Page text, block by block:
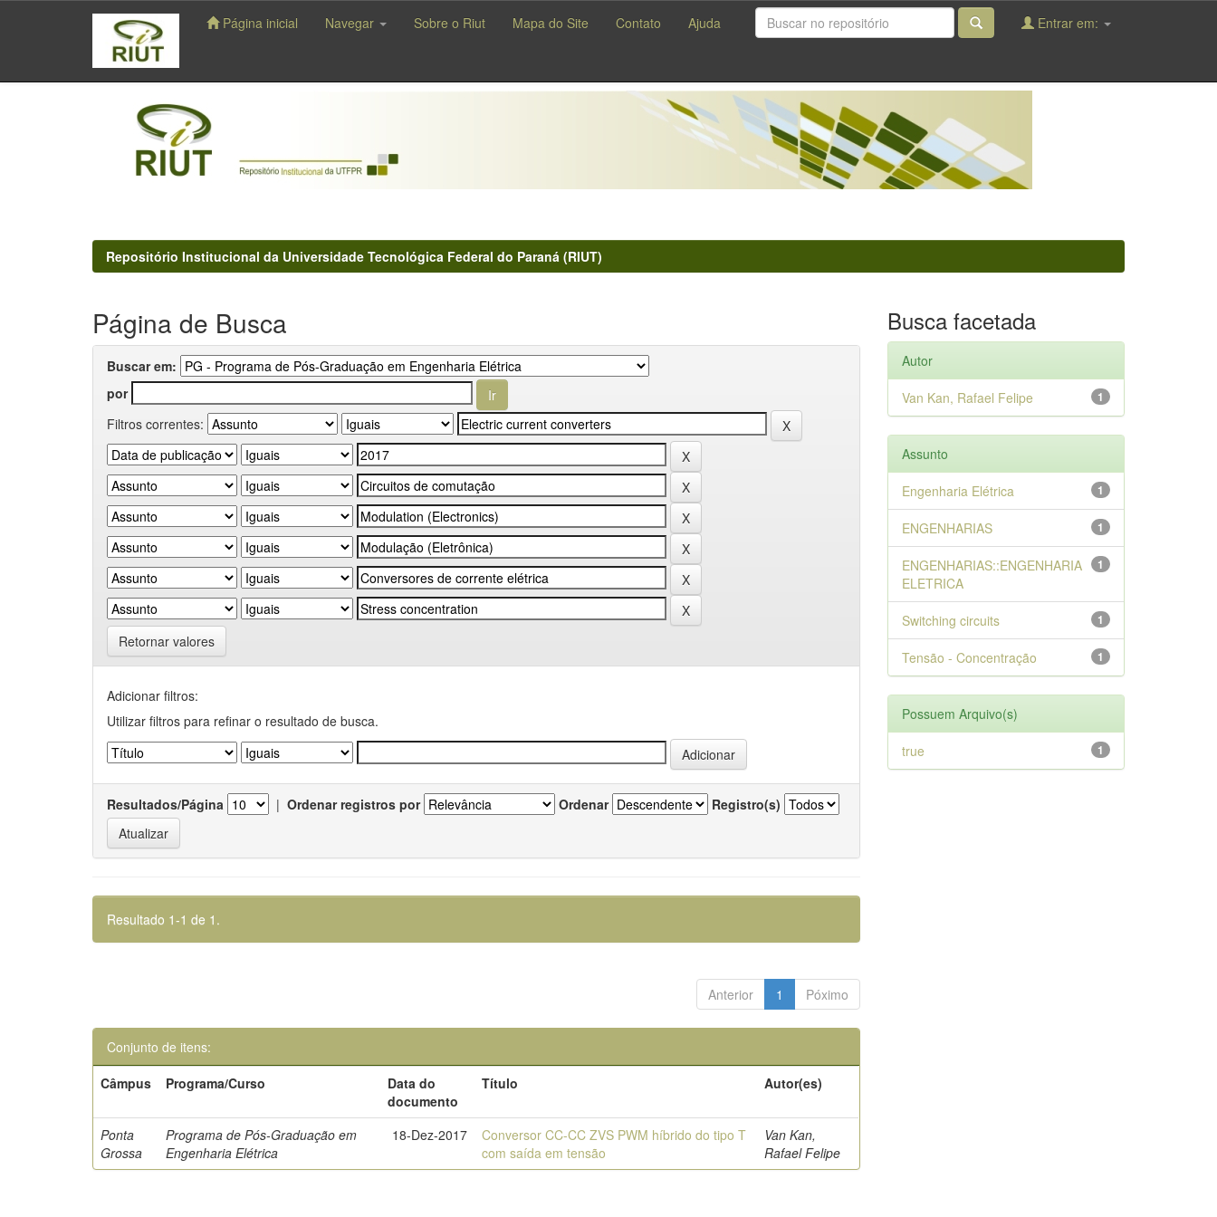
navigation
Página inicial Navegar Sobre o Riut Mapa do Site Contato Ajuda Entrar em:
Repositório Institucional da Universidade Tecnológica Federal do Paraná (RIUT)
Página de Busca
Buscar em:
por
Filtros correntes:
Retornar valores
Adicionar filtros:
Utilizar filtros para refinar o resultado de busca.
Resultados/Página | Ordenar registros por Ordenar Registro(s)
Resultado 1-1 de 1.
Anterior 1 Póximo
Conjunto de itens:
Câmpus
Programa/Curso
Data do
documento
Título Autor(es)
Ponta
Grossa
Programa de Pós-Graduação em
Engenharia Elétrica
18-Dez-2017
Conversor CC-CC ZVS PWM híbrido do tipo T
com saída em tensão
Van Kan,
Rafael Felipe
Busca facetada
Autor
1
Van Kan, Rafael Felipe
Assunto
1
Engenharia Elétrica
1
ENGENHARIAS
1
ENGENHARIAS::ENGENHARIA
ELETRICA
1
Switching circuits
1
Tensão - Concentração
Possuem Arquivo(s)
1
true